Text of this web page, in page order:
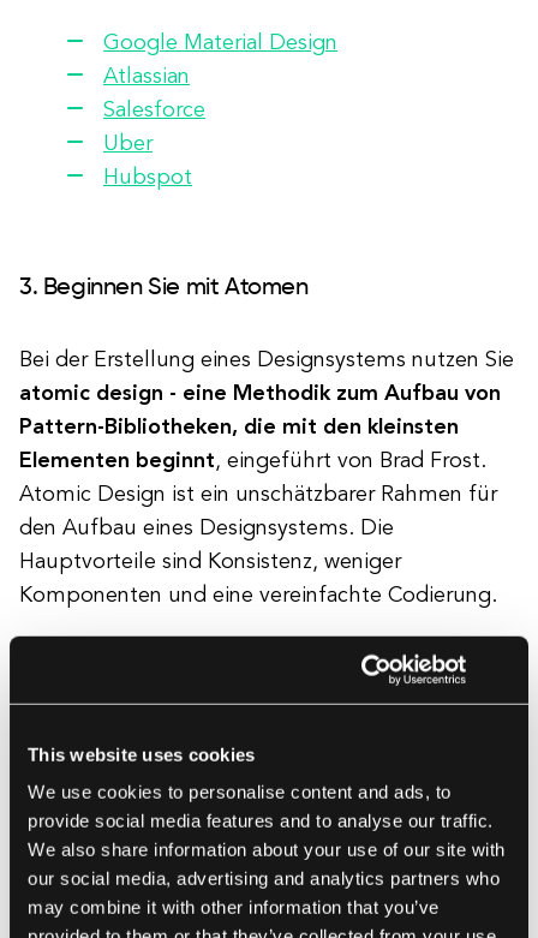
This website uses cookies
We use cookies to personalise content and ads, to
provide social media features and to analyse our traffic.
We also share information about your use of our site with
our social media, advertising and analytics partners who
may combine it with other information that you’ve
Google Material Design
Atlassian
Salesforce
Uber
Hubspot
3. Beginnen Sie mit Atomen
Bei der Erstellung eines Designsystems nutzen Sie
atomic design - eine Methodik zum Aufbau von
Pattern-Bibliotheken, die mit den kleinsten
Elementen beginnt, eingeführt von Brad Frost.
Atomic Design ist ein unschätzbarer Rahmen für
den Aufbau eines Designsystems. Die
Hauptvorteile sind Konsistenz, weniger
Komponenten und eine vereinfachte Codierung.
Atome - die grundlegendsten Elemente
wie Schaltflächen oder Icons
Moleküle - Atome, die zusammengefasst
sind, zum Beispiel besteht eine
Suchleiste aus einer Schaltfläche, einem